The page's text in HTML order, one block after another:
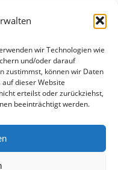
wir Technologien wie
und/oder darauf
zustimmst, können wir Daten
dieser Website
erteilst oder zurückziehst,
beeinträchtigt werden.